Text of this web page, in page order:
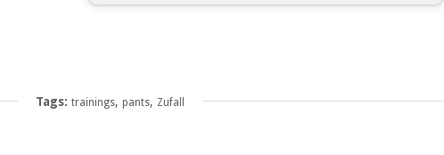
Tags: trainings, pants, Zufall